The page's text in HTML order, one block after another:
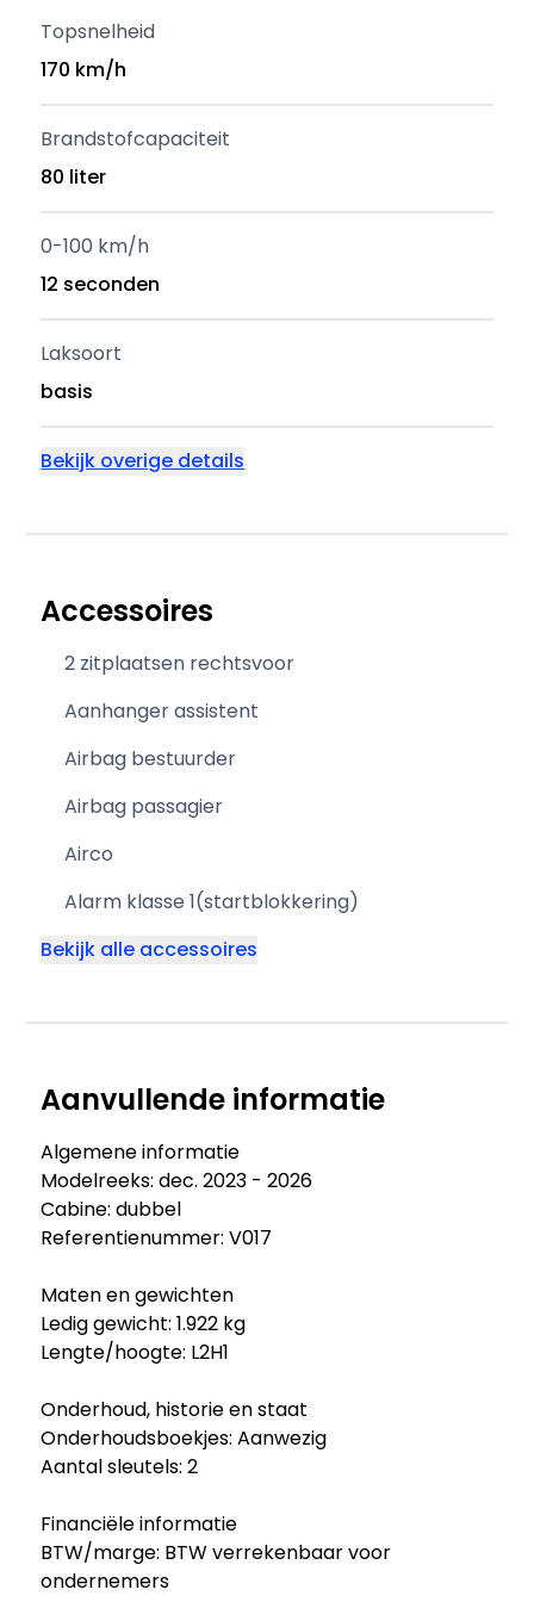
Topsnelheid
170 km/h
Brandstofcapaciteit
80 liter
0-100 km/h
12 seconden
Laksoort
basis
Bekijk overige details
Accessoires
2 zitplaatsen rechtsvoor
Aanhanger assistent
Airbag bestuurder
Airbag passagier
Airco
Alarm klasse 1(startblokkering)
Bekijk alle accessoires
Aanvullende informatie
Algemene informatie
Modelreeks: dec. 2023 - 2026
Cabine: dubbel
Referentienummer: V017
Maten en gewichten
Ledig gewicht: 1.922 kg
Lengte/hoogte: L2H1
Onderhoud, historie en staat
Onderhoudsboekjes: Aanwezig
Aantal sleutels: 2
Financiële informatie
BTW/marge: BTW verrekenbaar voor
ondernemers